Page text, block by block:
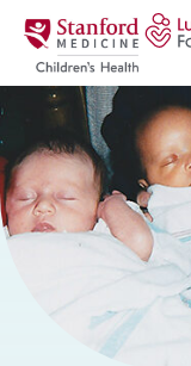
Lumaktaw sa